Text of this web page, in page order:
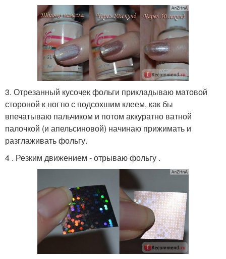
3. Отрезанный кусочек фольги прикладываю матовой
стороной к ногтю с подсохшим клеем, как бы
впечатываю пальчиком и потом аккуратно ватной
палочкой (и апельсиновой) начинаю прижимать и
разглаживать фольгу.
4 . Резким движением - отрываю фольгу .